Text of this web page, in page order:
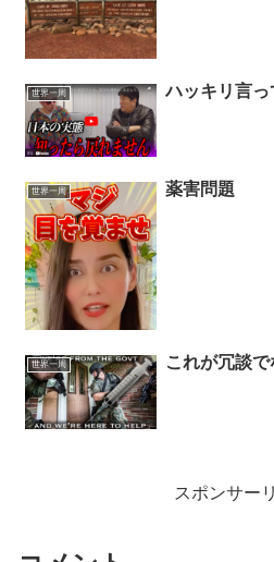
世界一周 ハッキリ言
世界一周 薬害問題
世界一周 これが冗談
スポンサー